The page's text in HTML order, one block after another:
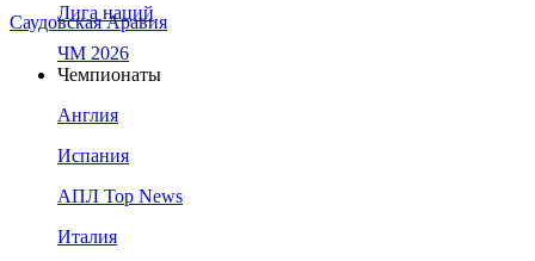
Саудовская Аравия
Лига наций
ЧМ 2026
Чемпионаты
Англия
Испания
АПЛ Top News
Италия